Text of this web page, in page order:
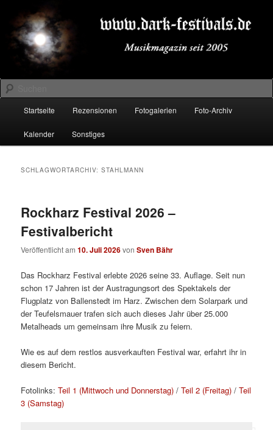
primären
Inhalt
springen
sekundären
Inhalt
springenDARK-FESTIVALS.DE
Suchen
Startseite Rezensionen Fotogalerien Foto-Archiv
Kalender Sonstiges
SCHLAGWORTARCHIV:STAHLMANN
Rockharz Festival 2026 –
Festivalbericht
Veröffentlicht am10. Juli 2026vonSven Bähr
Das Rockharz Festival erlebte 2026 seine 33. Auflage. Seit nun
schon 17 Jahren ist der Austragungsort des Spektakels der
Flugplatz von Ballenstedt im Harz. Zwischen dem Solarpark und
der Teufelsmauer trafen sich auch dieses Jahr über 25.000
Metalheads um gemeinsam ihre Musik zu feiern.
Wie es auf dem restlos ausverkauften Festival war, erfahrt ihr in
diesem Bericht.
Fotolinks:Teil 1 (Mittwoch und Donnerstag) /Teil 2 (Freitag) /Teil
3 (Samstag)